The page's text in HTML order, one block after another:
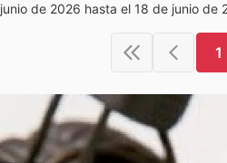
de 2026 hasta el 18 de junio de
1